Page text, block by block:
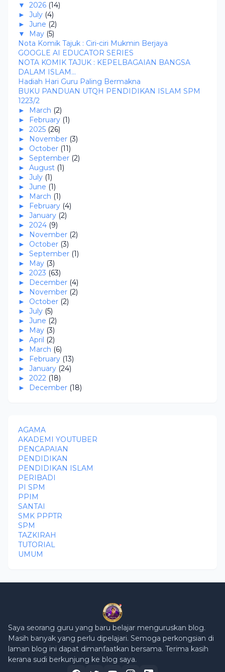
▼ 2026 (14)
► July (4)
► June (2)
▼
May (5)
Nota Komik Tajuk : Ciri-ciri Mukmin Berjaya
GOOGLE AI EDUCATOR SERIES
NOTA KOMIK TAJUK : KEPELBAGAIAN BANGSA
DALAM ISLAM...
Hadiah Hari Guru Paling Bermakna
BUKU PANDUAN UTQH PENDIDIKAN ISLAM SPM
1223/2
►
March (2)
►
February (1)
► 2025 (26)
►
November (3)
► October (11)
► September (2)
► August (1)
► July (1)
► June (1)
►
March (1)
►
February (4)
► January (2)
► 2024 (9)
►
November (2)
► October (3)
► September (1)
►
May (3)
► 2023 (63)
►
December (4)
►
November (2)
► October (2)
► July (5)
► June (2)
►
May (3)
► April (2)
►
March (6)
►
February (13)
► January (24)
► 2022 (18)
►
December (18)
AGAMA
AKADEMI YOUTUBER
PENCAPAIAN
PENDIDIKAN
PENDIDIKAN ISLAM
PERIBADI
PI SPM
PPIM
SANTAI
SMK PPPTR
SPM
TAZKIRAH
TUTORIAL
UMUM
Saya seorang guru yang baru belajar menguruskan blog.
Masih banyak yang perlu dipelajari. Semoga perkongsian di
laman blog ini dapat dimanfaatkan bersama. Terima kasih
kerana sudi berkunjung ke blog saya.